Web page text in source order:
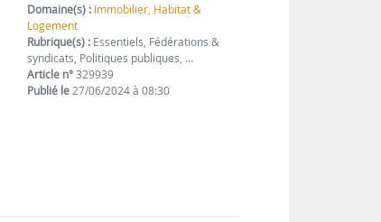
Domaine(s) : Immobilier, Habitat &
Logement
Rubrique(s) : Essentiels, Fédérations &
syndicats, Politiques publiques, …
Article n°329939
Publié le27/06/2024 à 08:30